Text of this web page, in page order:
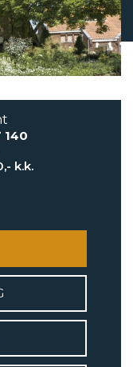
140
k.k.